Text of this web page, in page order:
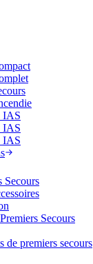
IAS
IAS
IAS
Secours
Secours
de premiers secours